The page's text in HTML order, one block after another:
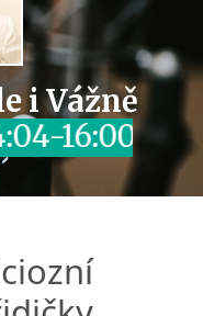
i Vážně
16:00